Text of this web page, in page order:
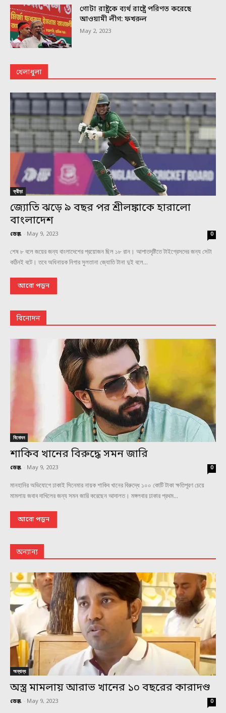
গোটা রাষ্ট্রকে ব্যর্থ রাষ্ট্রে পরিণত করেছে
আওয়ামী লীগ: ফখরুল
May 2, 2023
খেলাধুলা
ক্রীড়া
জ্যোতি ঝড়ে ৯ বছর পর শ্রীলঙ্কাকে হারালো
বাংলাদেশ
ডেস্ক - May 9, 2023 0
শেষ ৮ বলে জয়ের জন্য বাংলাদেশের প্রয়োজন ছিল ১৮ রান। আপাতদৃষ্টিতে টাইগ্রেসদের জন্য সেটা
কঠিনই বটে। তবে অধিনায়ক নিগার সুলতানা জ্যোতি টানা দুই বলে...
আরো পড়ুন
বিনোদন
বিনোদন
শাকিব খানের বিরুদ্ধে সমন জারি
ডেস্ক - May 9, 2023 0
মানহানির অভিযোগে ঢাকাই সিনেমার নায়ক শাকিব খানের বিরুদ্ধে ১০০ কোটি টাকা ক্ষতিপূরণ চেয়ে
মামলায় জবাব দাখিলের জন্য সমন জারি করেছেন আদালত। মঙ্গলবার ঢাকার প্রথম...
আরো পড়ুন
অন্যান্য
অন্যান্য
অস্ত্র মামলায় আরাভ খানের ১০ বছরের কারাদণ্ড
ডেস্ক - May 9, 2023 0